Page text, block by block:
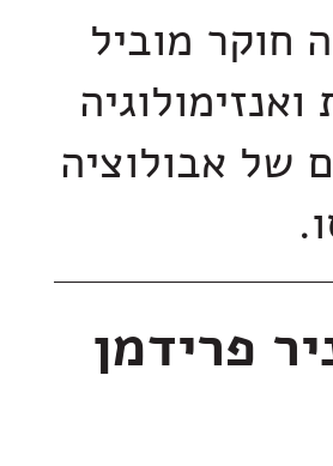
חוקר מוביל
של אבולוציה
פרידמן